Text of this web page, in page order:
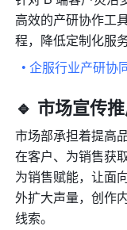
高效的产研协作工
程，降低定制化服
• 企服行业产研协
🔹 市场宣传
市场部承担着提高
在客户、为销售获
为销售赋能，让面
外扩大声量，创作
线索。